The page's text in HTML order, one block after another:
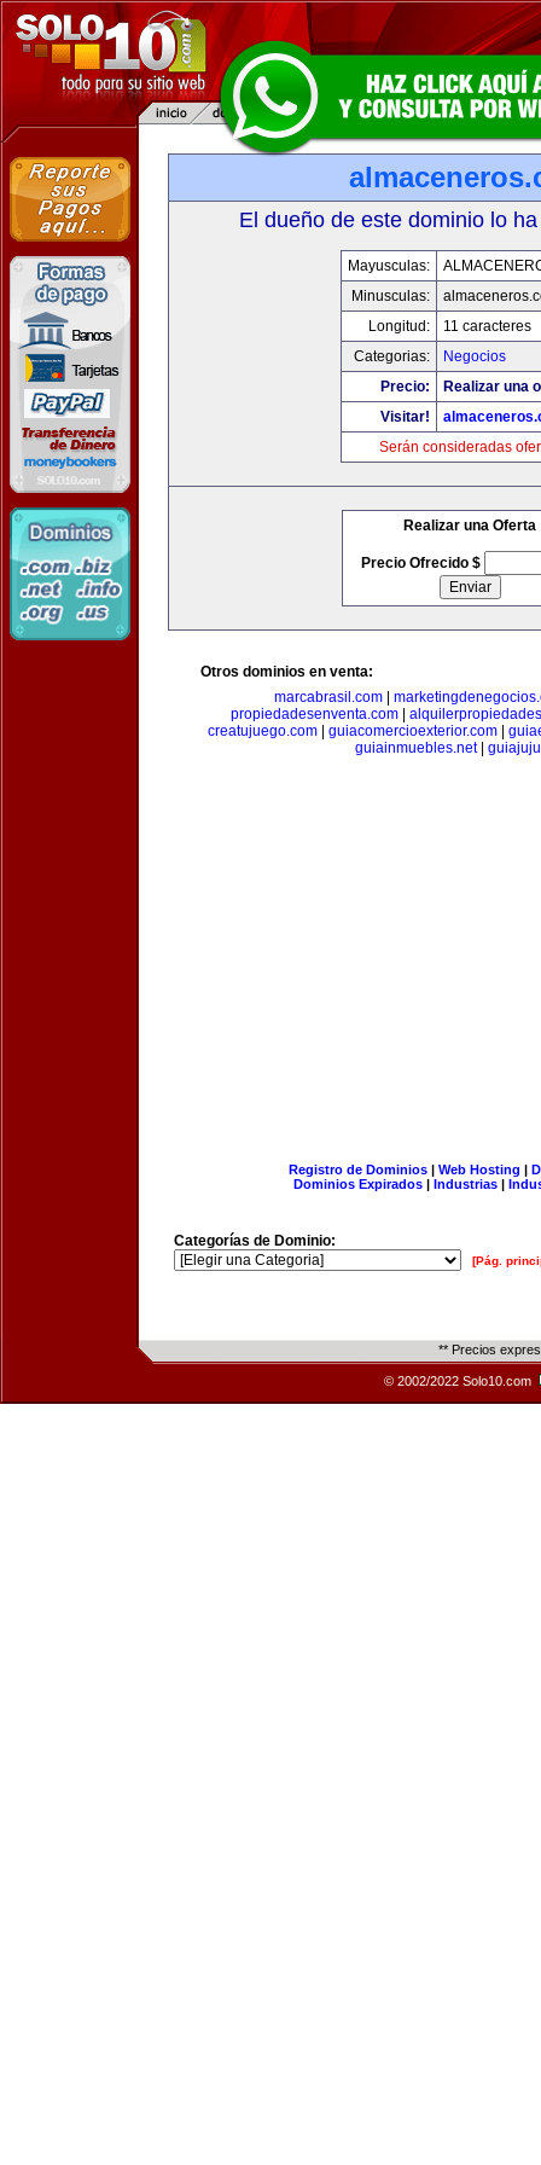
El dueño de este dominio lo
Mayusculas:
Minusculas:
Longitud:
11 caracteres
Categorias:
Negocios
Precio:
Realizar una
Visitar!
Serán consideradas
Realizar una Oferta
Precio Ofrecido $
Otros dominios en venta:
marcabrasil.com
propiedadesenventa.com
creatujuego.com| guiacomercioexterior.com|
guiainmuebles.net|
Registro de Dominios| Web Hosting |
Dominios Expirados | Industrias |
Categorías de Dominio:
[Pág.
** Precios
© 2002/2022 Solo10.com